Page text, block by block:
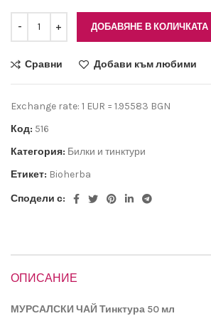
ДОБАВЯНЕ В КОЛИЧКАТА
Сравни Добави към любими
Exchange rate: 1 EUR = 1.95583 BGN
Код: 516
Категория: Билки и тинктури
Етикет: Bioherba
Сподели с:
ОПИСАНИЕ
МУРСАЛСКИ ЧАЙ Тинктура 50 мл